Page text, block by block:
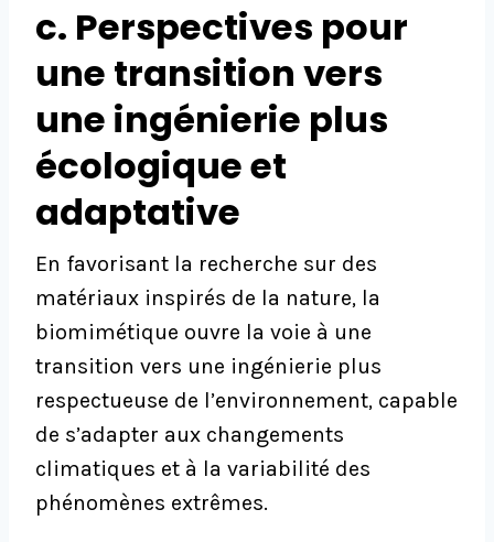
c. Perspectives pour
une transition vers
une ingénierie plus
écologique et
adaptative
En favorisant la recherche sur des
matériaux inspirés de la nature, la
biomimétique ouvre la voie à une
transition vers une ingénierie plus
respectueuse de l’environnement, capable
de s’adapter aux changements
climatiques et à la variabilité des
phénomènes extrêmes.